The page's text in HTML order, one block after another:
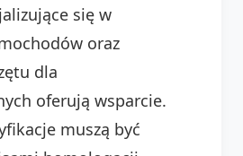
się w
oraz
dla
oferują wsparcie.
muszą być